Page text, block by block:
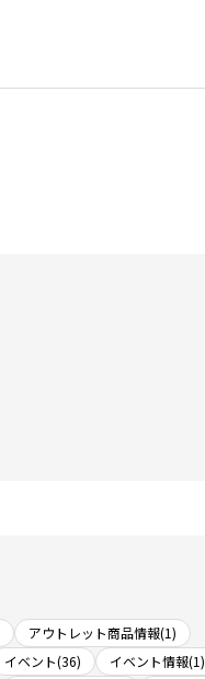
アウトレット商品情報(1)
イベント(36)
イベント情報(1)